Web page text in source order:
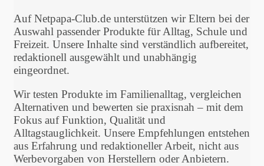
Auf Netpapa-Club.de unterstützen wir Eltern bei der
Auswahl passender Produkte für Alltag, Schule und
Freizeit. Unsere Inhalte sind verständlich aufbereitet,
redaktionell ausgewählt und unabhängig
eingeordnet.
Wir testen Produkte im Familienalltag, vergleichen
Alternativen und bewerten sie praxisnah – mit dem
Fokus auf Funktion, Qualität und
Alltagstauglichkeit. Unsere Empfehlungen entstehen
aus Erfahrung und redaktioneller Arbeit, nicht aus
Werbevorgaben von Herstellern oder Anbietern.